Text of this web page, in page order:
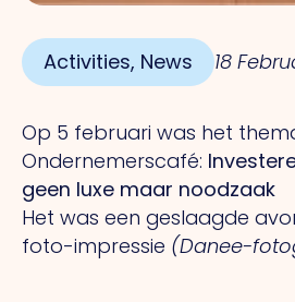
Activities, News 18
Op 5 februari was het
Ondernemerscafé:
geen luxe maar noodzaak
Het was een geslaagde
foto-impressie (Danee-